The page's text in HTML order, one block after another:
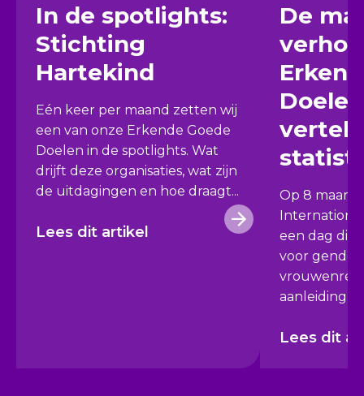
In de spotlights:
Stichting
Hartekind
Eén keer per maand zetten wij
een van onze Erkende Goede
Doelen in de spotlights. Wat
drijft deze organisaties, wat zijn
de uitdagingen en hoe draagt...
Lees dit artikel
De
Op 8 maart
een dag die
voor
aanleiding
Lees dit